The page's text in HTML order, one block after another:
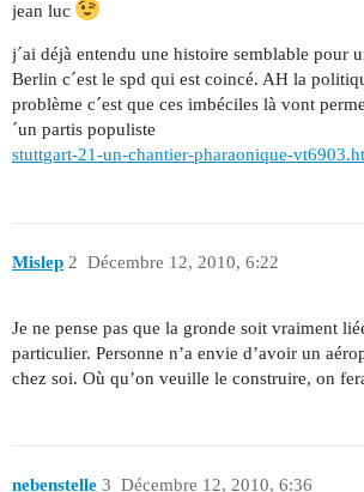
jean luc
j´ai déjà entendu une histoire semblable pour
Berlin c´est le spd qui est coincé. AH la
problème c´est que ces imbéciles là vont
´un partis populiste
stuttgart-21-un-chantier-pharaonique-
Mislep Décembre 12, 2010, 6:22
2
Je ne pense pas que la gronde soit vraiment
particulier. Personne n’a envie d’avoir un
chez soi. Où qu’on veuille le construire, on
nebenstelle Décembre 12, 2010, 6:36
3